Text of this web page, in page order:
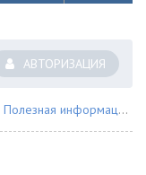
АВТОРИЗАЦИЯ
Полезная информация для жителей